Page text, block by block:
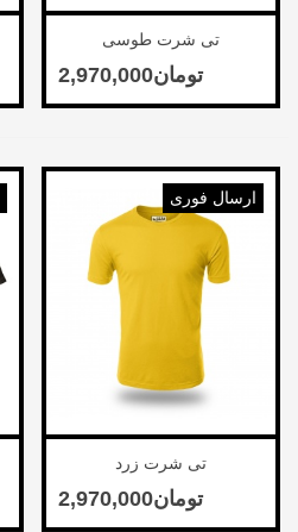
تی شرت طوسی
‎تومان2,970,000
ارسال فوری
تی شرت زرد
‎تومان2,970,000